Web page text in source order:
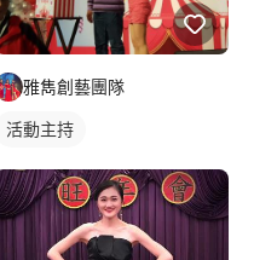
雅雋創藝團隊
活動主持